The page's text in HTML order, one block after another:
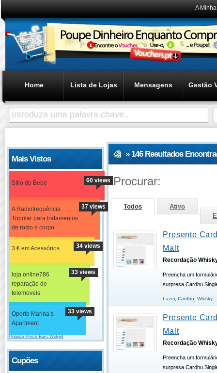
A
Home Lista de Lojas Mensagens Gestão
Mais Vistos
Sítio do Bebé 60 views
A Radiofrequência
Tripolar para tratamentos
de rosto e corpo
37 views
3 € em Acessórios 34 views
loja online786
reparação de
telemoveis
33 views
Oporto Marina’s
Apartment
33 views
Popular Posts Bars Widget
Cupões
» 146 Resultados
Procurar:
Todos
Ativo
Presente
Malt
Recordação
Preencha um
surpresa Cardhu
Lazer,Cardhu ,Whisky
Presente
Malt
Recordação
Preencha um
surpresa Cardhu